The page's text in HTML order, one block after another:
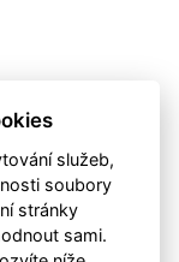
služeb,
soubory
stránky
sami.